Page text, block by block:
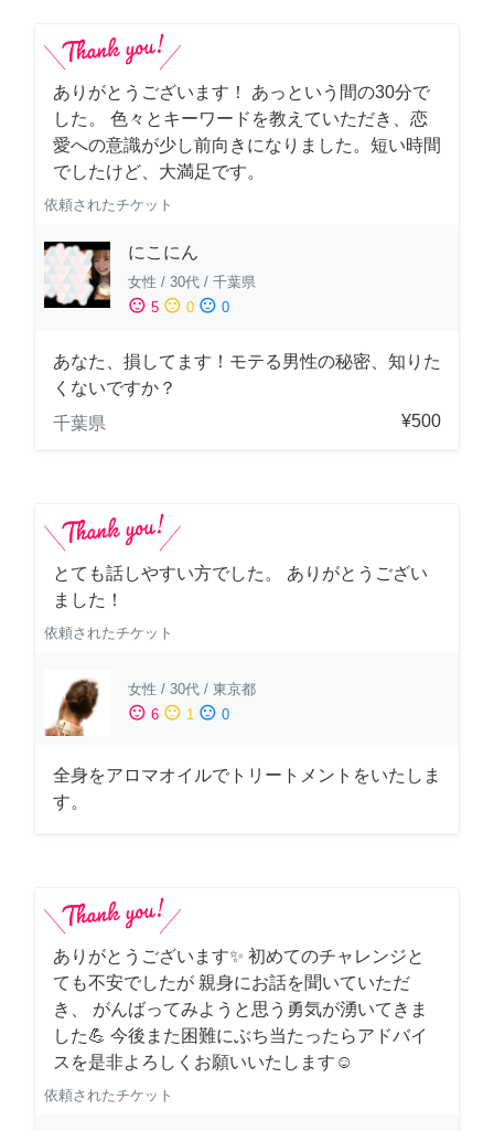
ありがとうございます！ あっという間の30分で
した。 色々とキーワードを教えていただき、恋
愛への意識が少し前向きになりました。短い時間
でしたけど、大満足です。
依頼されたチケット
にこにん
女性 / 30代 / 千葉県
sentiment_satisfied 5 sentiment_neutral 0 sentiment_dissatisfied 0
あなた、損してます！モテる男性の秘密、知りた
くないですか？
千葉県
¥500
とても話しやすい方でした。 ありがとうござい
ました！
依頼されたチケット
女性 / 30代 / 東京都
sentiment_satisfied 6 sentiment_neutral 1 sentiment_dissatisfied 0
全身をアロマオイルでトリートメントをいたしま
す。
ありがとうございます✨ 初めてのチャレンジと
ても不安でしたが 親身にお話を聞いていただ
き、 がんばってみようと思う勇気が湧いてきま
した💪 今後また困難にぶち当たったらアドバイ
スを是非よろしくお願いいたします☺️
依頼されたチケット